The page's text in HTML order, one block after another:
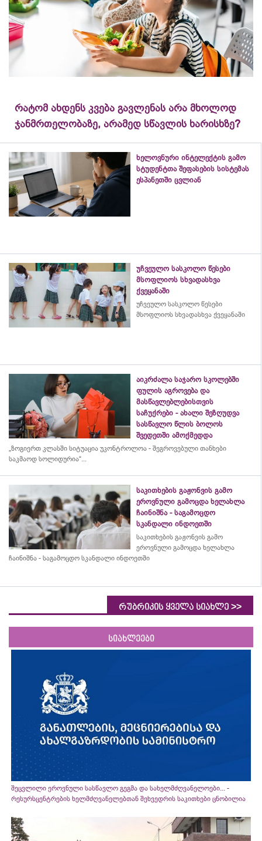
რატომ ახდენს კვება გავლენას არა მხოლოდ
ჯანმრთელობაზე, არამედ სწავლის ხარისხზე?
ხელოვნური ინტელექტის გამო
სტუდენტთა შეფასების სისტემას
ესპანეთში ცვლიან
უჩვეულო სასკოლო წესები
მსოფლიოს სხვადასხვა
ქვეყანაში
უჩვეულო სასკოლო წესები
მსოფლიოს სხვადასხვა ქვეყანაში
აიკრძალა საჯარო სკოლებში
ფულის აგროვება და
მასწავლებლებისთვის
საჩუქრები - ახალი შეზღუდვა
სასწავლო წლის ბოლოს
შვედეთში ამოქმედდა
„ზოგიერთ კლასში სიტუაცია უკონტროლოა - შეგროვებული თანხები
საკმაოდ სოლიდურია“...
საკითხების გაჟონვის გამო
ეროვნული გამოცდა ხელახლა
ჩაინიშნა - საგამოცდო
სკანდალი ინდოეთში
საკითხების გაჟონვის გამო
ეროვნული გამოცდა ხელახლა
ჩაინიშნა - საგამოცდო სკანდალი ინდოეთში
რუბრიკის ყველა სიახლე >>
სიახლეები
შეცვლილი ეროვნული სასწავლო გეგმა და სახელმძღვანელოები... -
რესურსცენტრების ხელმძღვანელებთან შეხვედრის საკითხები ცნობილია